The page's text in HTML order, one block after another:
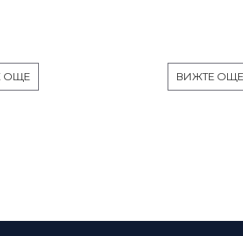
ОЩЕ ВИЖТЕ ОЩЕ